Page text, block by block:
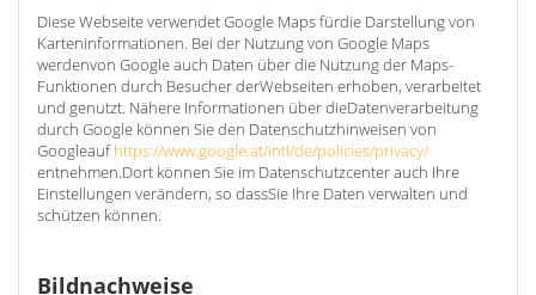
Diese Webseite verwendet Google Maps fürdie Darstellung von
Karteninformationen. Bei der Nutzung von Google Maps
werdenvon Google auch Daten über die Nutzung der Maps-
Funktionen durch Besucher derWebseiten erhoben, verarbeitet
und genutzt. Nähere Informationen über dieDatenverarbeitung
durch Google können Sie den Datenschutzhinweisen von
Googleaufhttps://www.google.at/intl/de/policies/privacy/
entnehmen.Dort können Sie im Datenschutzcenter auch Ihre
Einstellungen verändern, so dassSie Ihre Daten verwalten und
schützen können.
Bildnachweise